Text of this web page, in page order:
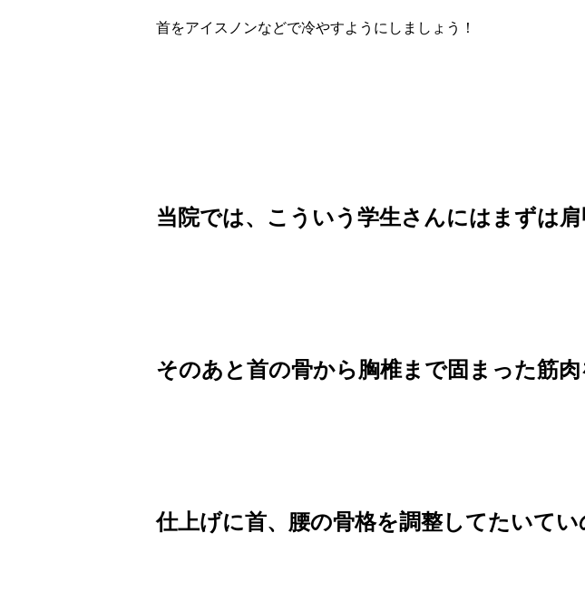
首をアイスノンなどで冷やすようにしましょう！
当院では、こういう学生さんにはまずは
そのあと首の骨から胸椎まで固まった筋
仕上げに首、腰の骨格を調整してたいてい